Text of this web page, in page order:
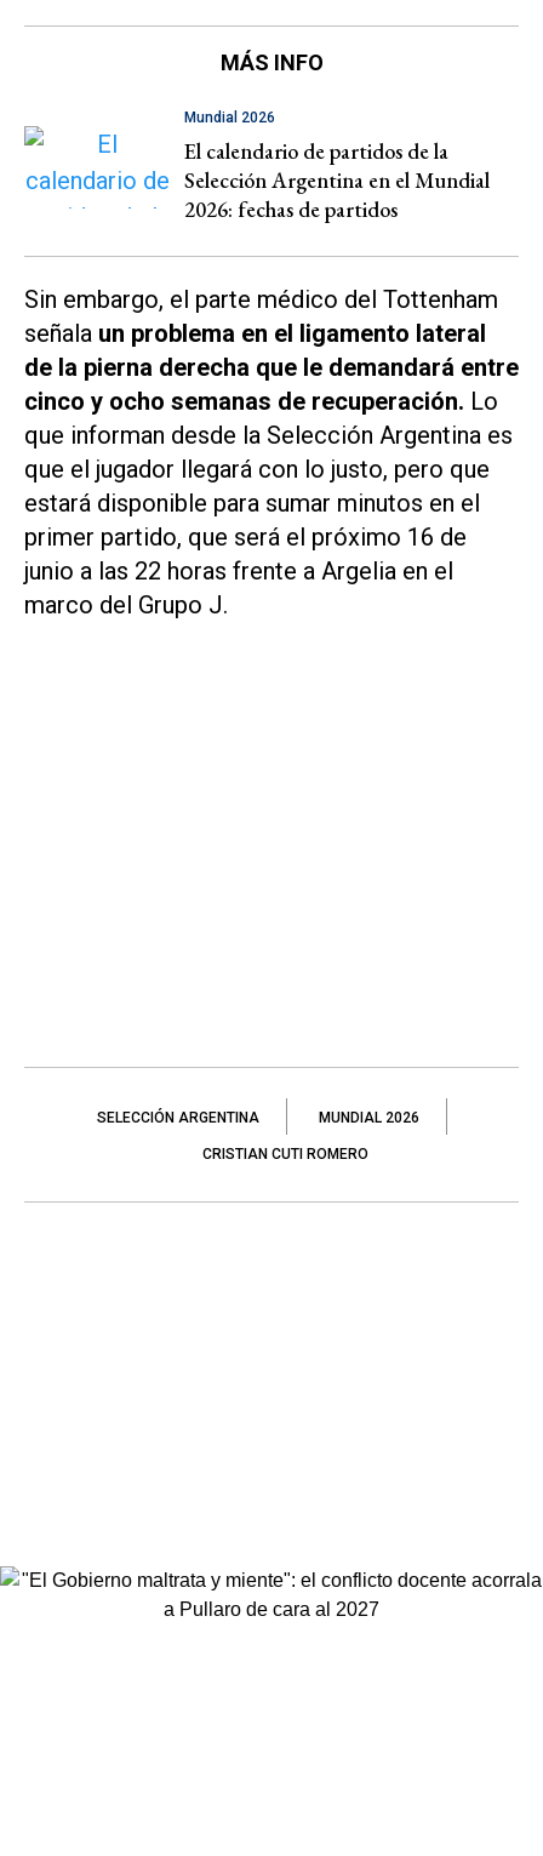
MÁS INFO
Mundial 2026
El calendario de partidos de la
Selección Argentina en el Mundial
2026: fechas de partidos
Sin embargo, el parte médico del Tottenham
señala un problema en el ligamento lateral
de la pierna derecha que le demandará entre
cinco y ocho semanas de recuperación. Lo
que informan desde la Selección Argentina es
que el jugador llegará con lo justo, pero que
estará disponible para sumar minutos en el
primer partido, que será el próximo 16 de
junio a las 22 horas frente a Argelia en el
marco del Grupo J.
SELECCIÓN ARGENTINA MUNDIAL 2026
CRISTIAN CUTI ROMERO